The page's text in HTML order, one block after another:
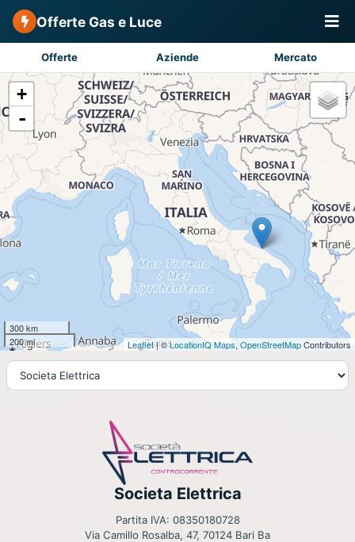
Offerte Gas e Luce
Offerte Aziende Mercato
+
-
300 km
200 mi
Leaflet| ©LocationIQ Maps, OpenStreetMapContributors
Societa Elettrica
Partita IVA: 08350180728
Via Camillo Rosalba, 47, 70124 Bari Ba